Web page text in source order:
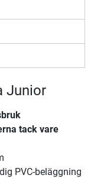
Junior
tack vare
PVC-beläggning